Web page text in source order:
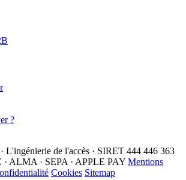
?
de l'accès · SIRET 444 446 363
· ALMA · SEPA · APPLE PAY Mentions
Cookies Sitemap